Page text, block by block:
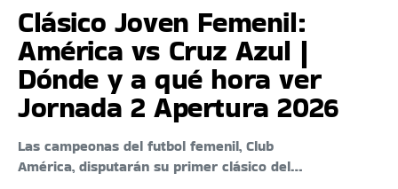
Clásico Joven Femenil:
América vs Cruz Azul |
Dónde y a qué hora ver
Jornada 2 Apertura 2026
Las campeonas del futbol femenil, Club
América, disputarán su primer clásico del…